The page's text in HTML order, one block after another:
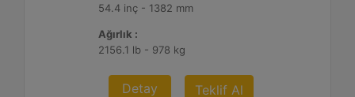
54.4 inç - 1382 mm
Ağırlık :
2156.1 lb - 978 kg
Detay Teklif Al